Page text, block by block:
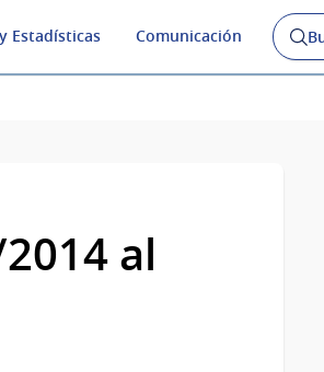
Estadísticas Comunicación
al